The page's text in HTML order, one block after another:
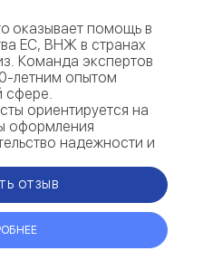
оказывает помощь в
ЕС, ВНЖ в странах
Команда экспертов
летним опытом
сфере.
ориентируется на
оформления
надежности и
ОТЗЫВ